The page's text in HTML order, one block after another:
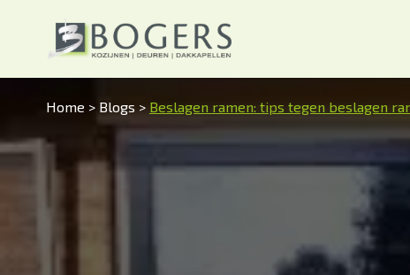
Home > Blogs > Beslagen ramen: tips tegen beslagen